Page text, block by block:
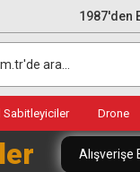
1987'den
Sabitleyiciler Drone
Alışverişe